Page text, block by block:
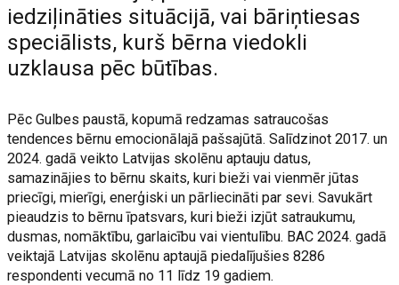
iedziļināties situācijā, vai bāriņtiesas
speciālists, kurš bērna viedokli
uzklausa pēc būtības.
Pēc Gulbes paustā, kopumā redzamas satraucošas
tendences bērnu emocionālajā pašsajūtā. Salīdzinot 2017. un
2024. gadā veikto Latvijas skolēnu aptauju datus,
samazinājies to bērnu skaits, kuri bieži vai vienmēr jūtas
priecīgi, mierīgi, enerģiski un pārliecināti par sevi. Savukārt
pieaudzis to bērnu īpatsvars, kuri bieži izjūt satraukumu,
dusmas, nomāktību, garlaicību vai vientulību. BAC 2024. gadā
veiktajā Latvijas skolēnu aptaujā piedalījušies 8286
respondenti vecumā no 11 līdz 19 gadiem.